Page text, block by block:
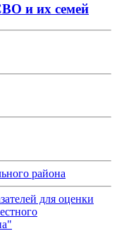
и их семей
района
для оценки